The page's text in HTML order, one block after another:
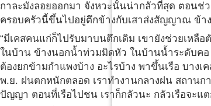
กาละมังลอยออกมา จังหวะนั้นน่ากลัวที่สุด ตอนช่
ครอบครัวนี้ขึ้นไปอยู่ตึกข้างกับเสาส่งสัญญาณ ข้
“มีเคสคนแก่ก็ไปรับมาบนตึกเดิม เขายังช่วยเหลื
ในบ้าน ข้างนอกน้ำท่วมมิดหัว ในบ้านน้ำระดับค
ต้องยกข้ามกำแพงบ้าง อะไรบ้าง พาขึ้นเรือ บาง
พ.ย. ฝนตกหนักตลอด เราทำงานกลางฝน สถาน
ปัญญา ตอนที่เรือไปชน เราก็กลัวนะ กลัวเรือจะแ